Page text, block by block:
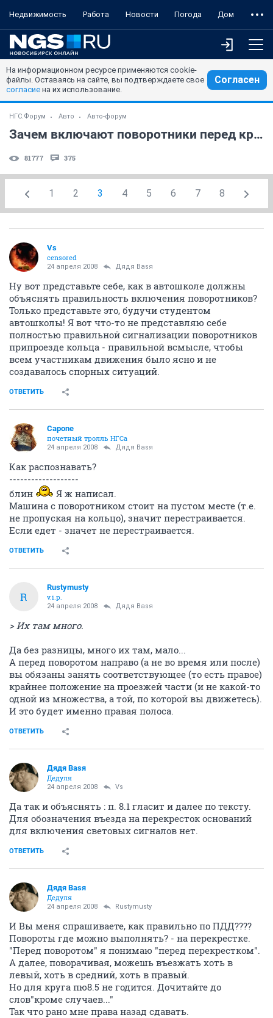
Недвижимость Работа Новости Погода Дом
На информационном ресурсе применяются cookie-
файлы. Оставаясь на сайте, вы подтверждаете свое
согласие на их использование.
Согласен
НГС.Форум Авто Авто-форум
Зачем включают поворотники перед кругом?
81777 375
1 2 3 4 5 6 7 8
Vs
censored
24 апреля 2008 Дядя Ваsя
Ну вот представьте себе, как в автошколе должны
объяснять правильность включения поворотников?
Только представьте это, будучи студентом
автошколы! Я вот что-то не представляю себе
полностью правильной сигнализации поворотников
припроезде кольца - правильной всмысле, чтобы
всем участникам движения было ясно и не
создавалось спорных ситуаций.
ОТВЕТИТЬ
Capone
почетный тролль НГСа
24 апреля 2008 Дядя Ваsя
Как распознавать?
-------------------
блин
Я ж написал.
Машина с поворотником стоит на пустом месте (т.е.
не пропуская на кольцо), значит перестраивается.
Если едет - значет не перестраивается.
ОТВЕТИТЬ
R
Rustymusty
v.i.p.
24 апреля 2008 Дядя Ваsя
> Их там много.
Да без разницы, много их там, мало...
А перед поворотом направо (а не во время или после)
вы обязаны занять соответствующее (то есть правое)
крайнее положение на проезжей части (и не какой-то
одной из множества, а той, по которой вы движетесь).
И это будет именно правая полоса.
ОТВЕТИТЬ
Дядя Ваsя
Дедуля
24 апреля 2008 Vs
Да так и объяснять : п. 8.1 гласит и далее по тексту.
Для обозначения въезда на перекресток оснований
для включения световых сигналов нет.
ОТВЕТИТЬ
Дядя Ваsя
Дедуля
24 апреля 2008 Rustymusty
И Вы меня спрашиваете, как правильно по ПДД????
Повороты где можно выполнять? - на перекрестке.
"Перед поворотом" я понимаю "перед перекрестком".
А далее, поворачивая, можешь въезжать хоть в
левый, хоть в средний, хоть в правый.
Но для круга пю8.5 не годится. Дочитайте до
слов"кроме случаев..."
Так что рано мне права назад сдавать.